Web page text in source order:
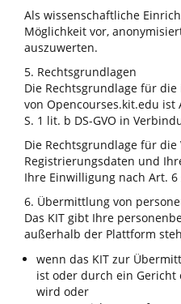
Als wissenschaftliche
Möglichkeit vor,
auszuwerten.
5. Rechtsgrundlagen
Die Rechtsgrundlage für
von Opencourses.kit.edu ist
S. 1 lit. b DS-GVO in
Die Rechtsgrundlage für
Registrierungsdaten und
Ihre Einwilligung nach Art. 6
6. Übermittlung von
Das KIT gibt Ihre
außerhalb der Plattform
wenn das KIT zur
ist oder durch ein
wird oder